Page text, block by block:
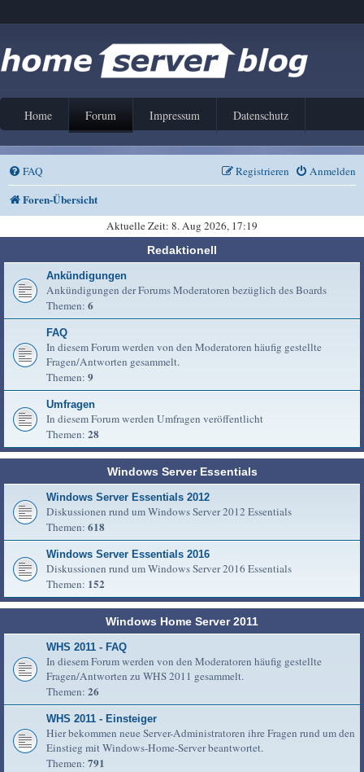
Home Forum Impressum Datenschutz
FAQ Anmelden
Registrieren
Foren-Übersicht
Aktuelle Zeit: 8. Aug 2026, 17:19
Redaktionell
Ankündigungen
Ankündigungen der Forums Moderatoren bezüglich des Boards
Themen: 6
FAQ
In diesem Forum werden von den Moderatoren häufig gestellte
Fragen/Antworten gesammelt.
Themen: 9
Umfragen
In diesem Forum werden Umfragen veröffentlicht
Themen: 28
Windows Server Essentials
Windows Server Essentials 2012
Diskussionen rund um Windows Server 2012 Essentials
Themen: 618
Windows Server Essentials 2016
Diskussionen rund um Windows Server 2016 Essentials
Themen: 152
Windows Home Server 2011
WHS 2011 - FAQ
In diesem Forum werden von den Moderatoren häufig gestellte
Fragen/Antworten zu WHS 2011 gesammelt.
Themen: 26
WHS 2011 - Einsteiger
Hier bekommen neue Server-Administratoren ihre Fragen rund um den
Einstieg mit Windows-Home-Server beantwortet.
Themen: 791